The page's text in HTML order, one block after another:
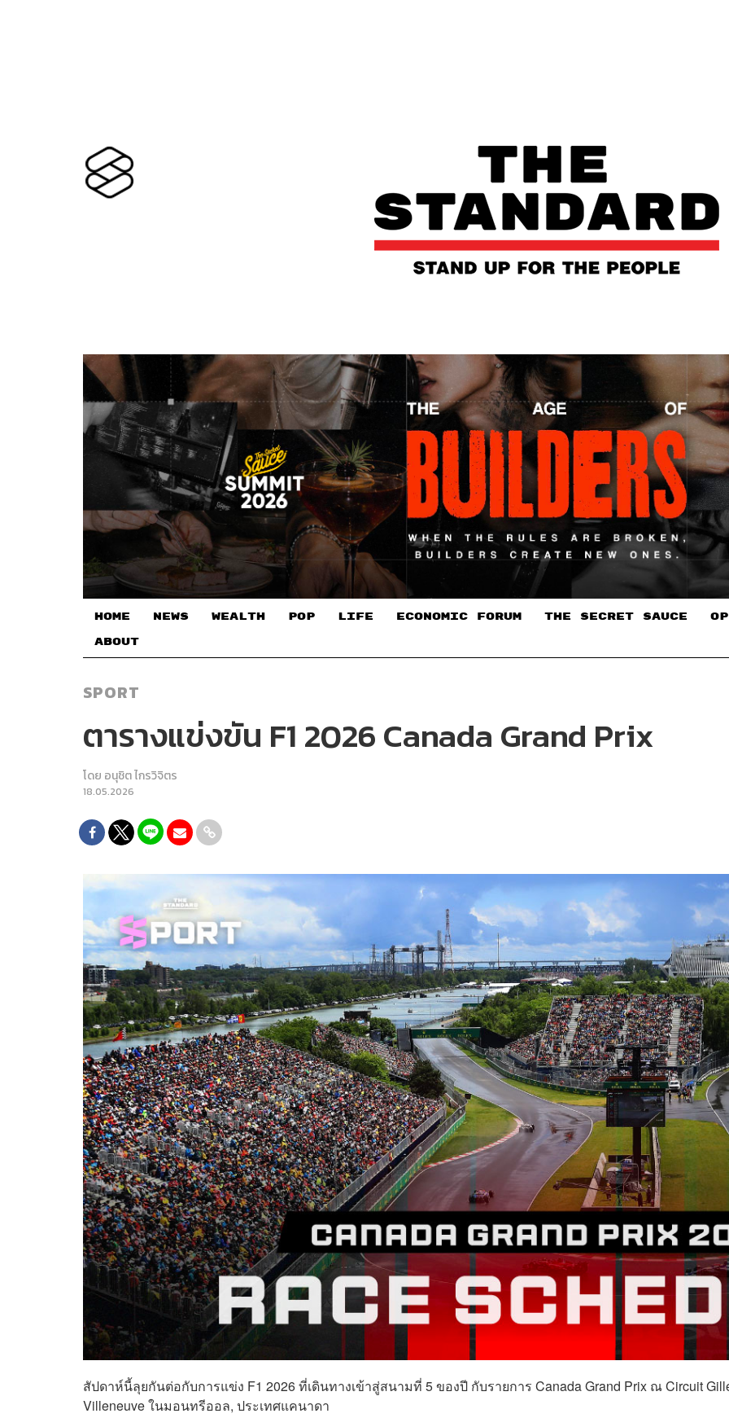
HOME NEWS WEALTH POP LIFE ECONOMIC FORUM THE SECRET SAUCE​
ABOUT
SPORT
ตารางแข่งขัน F1 2026 Canada Grand Prix
โดย อนุชิต ไกรวิจิตร
18.05.2026
สัปดาห์นี้ลุยกันต่อกับการแข่ง F1 2026 ที่เดินทางเข้าสู่สนามที่ 5 ของปี กับรายการ Canada Grand Prix ณ Circuit
Villeneuve ในมอนทรีออล, ประเทศแคนาดา